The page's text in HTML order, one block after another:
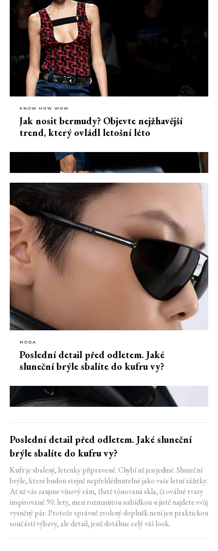
KNOW HOW WOW
Jak nosit bermudy? Objevte nejžhavější
trend, který ovládl letošní léto
MÓDA
Poslední detail před odletem. Jaké
sluneční brýle sbalíte do kufru vy?
Poslední detail před odletem. Jaké sluneční
brýle sbalíte do kufru vy?
Kufr je sbalený, letenky připravené. Chybí už jen jediné. Sluneční
brýle, které budou stejně nepřehlédnutelné jako vaše letní zážitky.
Ať už vás zaujme vínový rám, žlutě tónovaná skla, či oválné tvary
inspirované 90. lety, mezi rozmanitou nabídkou si jistě najdete svůj
vysněný pár. Protože správně zvolený doplněk není jen praktickou
součástí výbavy, ale detail, jenž dotáhne celý váš look.